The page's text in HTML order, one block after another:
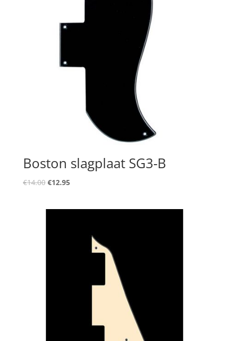
Boston slagplaat SG3-B
€14.00 Oorspronkelijke
€12.95Huidige